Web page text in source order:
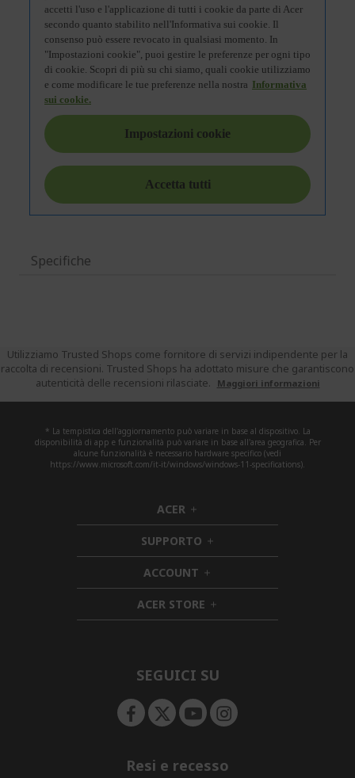
Specifiche
Utilizziamo Trusted Shops come fornitore di servizi indipendente per la
raccolta di recensioni. Trusted Shops ha adottato misure che garantiscono
autenticità delle recensioni rilasciate.
Maggiori informazioni
* La tempistica dell'aggiornamento può variare in base al dispositivo. La
disponibilità di app e funzionalità può variare in base all'area geografica. Per
alcune funzionalità è necessario hardware specifico (vedi
https://www.microsoft.com/it-it/windows/windows-11-specifications).
ACER h
i
d
d
e
n
SUPPORTO h
i
d
d
e
n
ACCOUNT h
i
d
d
ACER STORE h
i
e
SEGUICI SU
Resi e recesso